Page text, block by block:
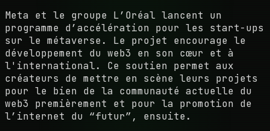
Meta et le groupe L’Oréal lancent un
programme d’accélération pour les start-ups
sur le métaverse. Le projet encourage le
développement du web3 en son cœur et à
l'international. Ce soutien permet aux
créateurs de mettre en scène leurs projets
pour le bien de la communauté actuelle du
web3 premièrement et pour la promotion de
l’internet du “futur”, ensuite.